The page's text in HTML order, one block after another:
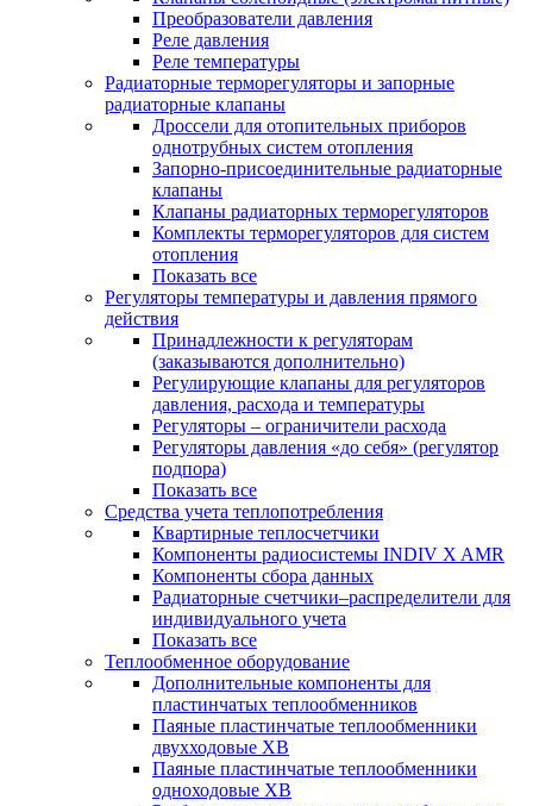
Преобразователи давления
Реле давления
Реле температуры
Радиаторные терморегуляторы и запорные
радиаторные клапаны
Дроссели для отопительных приборов
однотрубных систем отопления
Запорно-присоединительные радиаторные
клапаны
Клапаны радиаторных терморегуляторов
Комплекты терморегуляторов для систем
отопления
Показать все
Регуляторы температуры и давления прямого
действия
Принадлежности к регуляторам
(заказываются дополнительно)
Регулирующие клапаны для регуляторов
давления, расхода и температуры
Регуляторы – ограничители расхода
Регуляторы давления «до себя» (регулятор
подпора)
Показать все
Средства учета теплопотребления
Квартирные теплосчетчики
Компоненты радиосистемы INDIV X AMR
Компоненты сбора данных
Радиаторные счетчики–распределители для
индивидуального учета
Показать все
Теплообменное оборудование
Дополнительные компоненты для
пластинчатых теплообменников
Паяные пластинчатые теплообменники
двухходовые XB
Паяные пластинчатые теплообменники
одноходовые ХВ